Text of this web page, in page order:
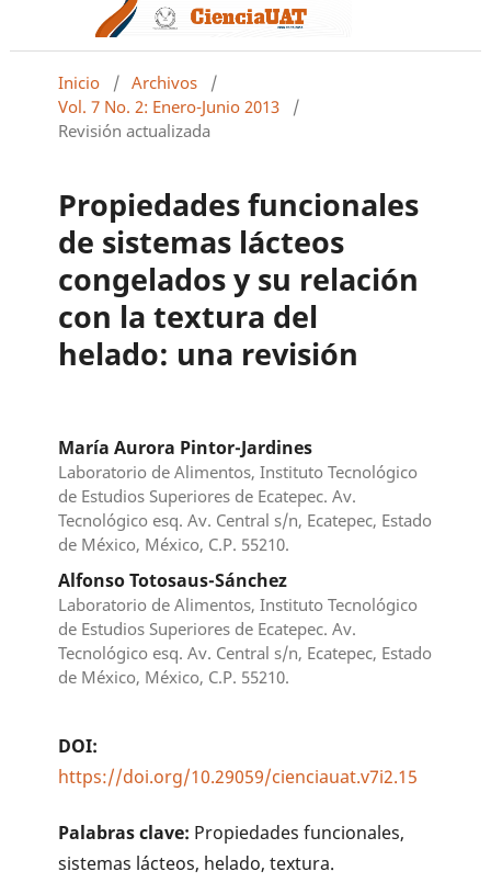
Inicio / Archivos
/
Vol. 7 No. 2: Enero-Junio 2013
/
Revisión actualizada
Propiedades funcionales
de sistemas lácteos
congelados y su relación
con la textura del
helado: una revisión
María Aurora Pintor-Jardines
Laboratorio de Alimentos, Instituto Tecnológico
de Estudios Superiores de Ecatepec. Av.
Tecnológico esq. Av. Central s/n, Ecatepec, Estado
de México, México, C.P. 55210.
Alfonso Totosaus-Sánchez
Laboratorio de Alimentos, Instituto Tecnológico
de Estudios Superiores de Ecatepec. Av.
Tecnológico esq. Av. Central s/n, Ecatepec, Estado
de México, México, C.P. 55210.
DOI:
https://doi.org/10.29059/cienciauat.v7i2.15
Palabras clave: Propiedades funcionales,
sistemas lácteos, helado, textura.